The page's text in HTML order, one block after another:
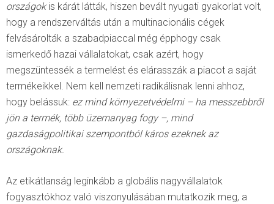
országokis kárát látták, hiszen bevált nyugati gyakorlat volt,
hogy a rendszerváltás után a multinacionális cégek
felvásárolták a szabadpiaccal még épphogy csak
ismerkedő hazai vállalatokat, csak azért, hogy
megszüntessék a termelést és elárasszák a piacot a saját
termékeikkel. Nem kell nemzeti radikálisnak lenni ahhoz,
hogy belássuk: ez mind környezetvédelmi – ha messzebbről
jön a termék, több üzemanyag fogy –, mind
gazdaságpolitikai szempontból káros ezeknek az
országoknak.
Az etikátlanság leginkább a globális nagyvállalatok
fogyasztókhoz való viszonyulásában mutatkozik meg, a